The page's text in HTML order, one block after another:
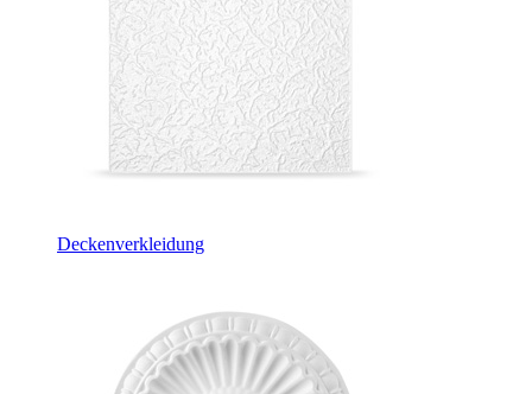
Deckenverkleidung